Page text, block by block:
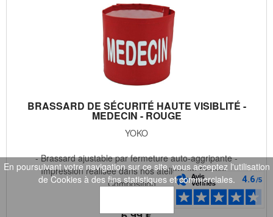
BRASSARD DE SÉCURITÉ HAUTE VISIBLITÉ -
MEDECIN - ROUGE
YOKO
- Brassard ajustable par fermeture auto-aggripante -
Impression réalisée dans nos ateliers en France -
Composition ...
En poursuivant votre navigation sur ce site, vous acceptez l'utilisation
de Cookies à des fins statistiques et commerciales.